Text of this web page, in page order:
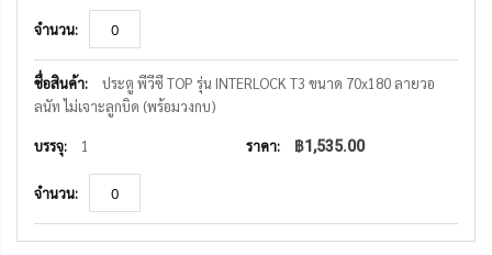
ประตู พีวีซี TOP รุ่น INTERLOCK T3 ขนาด 70x180 ลายวอ
ลนัท ไม่เจาะลูกบิด (พร้อมวงกบ)
1 ฿1,535.00